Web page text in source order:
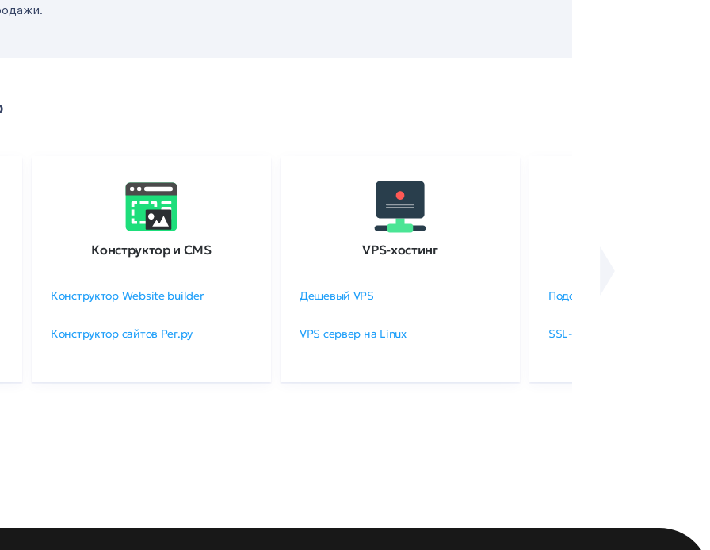
Конструктор и CMS
Конструктор Website builder
Конструктор сайтов Рег.ру
VPS-хостинг
Дешевый VPS
VPS сервер на Linux
Подобрать SSL-сертификат
SSL-сертификаты GlobalSign